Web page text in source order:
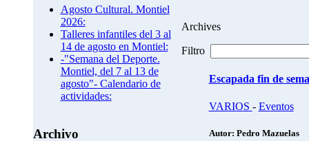
Agosto Cultural. Montiel
2026:
Talleres infantiles del 3 al
14 de agosto en Montiel:
-"Semana del Deporte.
Montiel, del 7 al 13 de
agosto"- Calendario de
actividades:
Archivo
Archives
Filtro
Escapada fin de
VARIOS - Eventos
Autor: Pedro Mazuelas